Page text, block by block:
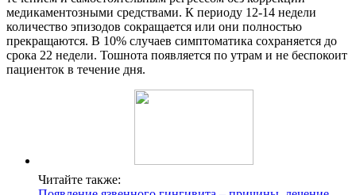
медикаментозными средствами. К периоду 12-14 недели
количество эпизодов сокращается или они полностью
прекращаются. В 10% случаев симптоматика сохраняется до
срока 22 недели. Тошнота появляется по утрам и не беспокоит
пациенток в течение дня.
Читайте также: